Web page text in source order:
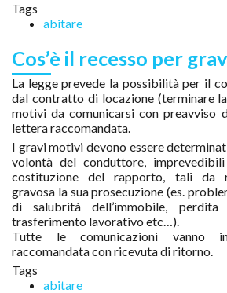
Tags
abitare
Cos’è il recesso per
La legge prevede la possibilità per il
dal contratto di locazione (terminare
motivi da comunicarsi con preavviso
lettera raccomandata.
I gravi motivi devono essere
volontà del conduttore,
costituzione del rapporto, tali da
gravosa la sua prosecuzione (es.
di salubrità dell’immobile,
trasferimento lavorativo etc…).
Tutte le comunicazioni vanno
raccomandata con ricevuta di ritorno.
Tags
abitare